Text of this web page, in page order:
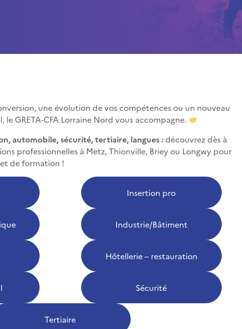
une évolution de vos compétences ou un nouveau
GRETA-CFA Lorraine Nord vous accompagne.
automobile, sécurité, tertiaire, langues :découvrez dès à
professionnelles à Metz, Thionville, Briey ou Longwy pour
de formation !
Insertion pro
Industrie/Bâtiment
Hôtellerie – restauration
Sécurité
Tertiaire